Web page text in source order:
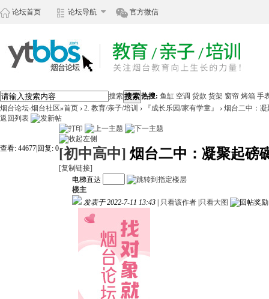
论坛首页 论坛导航 官方微信
搜索搜索热搜: 鱼缸 空调 贷款 货架 窗帘 烤箱 手
烟台论坛-烟台社区»首页 › 2. 教育/亲子/培训 › 『成长乐园/家有学童』 › 烟台二中：
返回列表
查看: 44677 回复: 0[初中高中] 烟台二中：凝聚起磅
[复制链接]
电梯直达
楼主
发表于 2022-7-11 13:43
只看该作者 只看大图